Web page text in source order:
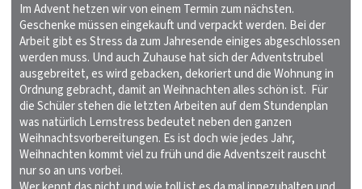
Im Advent hetzen wir von einem Termin zum nächsten.
Geschenke müssen eingekauft und verpackt werden. Bei der
Arbeit gibt es Stress da zum Jahresende einiges abgeschlossen
werden muss. Und auch Zuhause hat sich der Adventstrubel
ausgebreitet, es wird gebacken, dekoriert und die Wohnung in
Ordnung gebracht, damit an Weihnachten alles schön ist. Für
die Schüler stehen die letzten Arbeiten auf dem Stundenplan
was natürlich Lernstress bedeutet neben den ganzen
Weihnachtsvorbereitungen. Es ist doch wie jedes Jahr,
Weihnachten kommt viel zu früh und die Adventszeit rauscht
nur so an uns vorbei.